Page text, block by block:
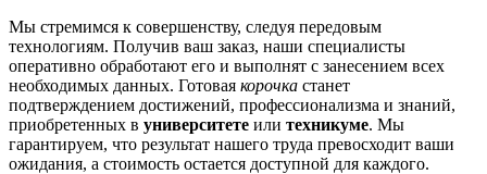
Мы стремимся к совершенству, следуя передовым
технологиям. Получив ваш заказ, наши специалисты
оперативно обработают его и выполнят с занесением всех
необходимых данных. Готовая корочка станет
подтверждением достижений, профессионализма и знаний,
приобретенных в университете или техникуме. Мы
гарантируем, что результат нашего труда превосходит ваши
ожидания, а стоимость остается доступной для каждого.